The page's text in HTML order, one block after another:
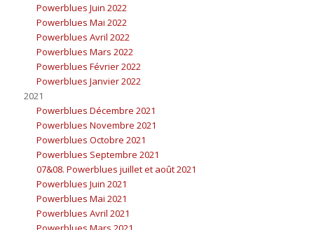
Powerblues Juin 2022
Powerblues Mai 2022
Powerblues Avril 2022
Powerblues Mars 2022
Powerblues Février 2022
Powerblues Janvier 2022
2021
Powerblues Décembre 2021
Powerblues Novembre 2021
Powerblues Octobre 2021
Powerblues Septembre 2021
07&08. Powerblues juillet et août 2021
Powerblues Juin 2021
Powerblues Mai 2021
Powerblues Avril 2021